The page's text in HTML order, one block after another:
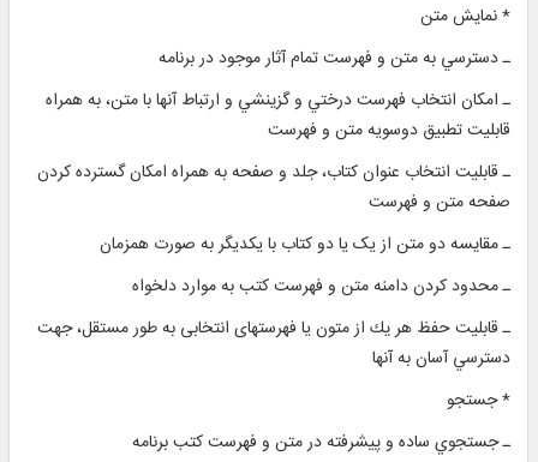
* نمايش متن
ـ دسترسي به متن و فهرست تمام آثار موجود در برنامه
ـ امكان انتخاب فهرست درختي و گزينشي و ارتباط آنها با متن، به همراه
قابليت تطبیق دوسویه متن و فهرست
ـ قابليت انتخاب عنوان كتاب، جلد و صفحه به همراه امكان گسترده كردن
صفحه متن و فهرست
ـ مقايسه دو متن از یک یا دو کتاب با یکدیگر به صورت همزمان
ـ محدود كردن دامنه متن و فهرست کتب به موارد دلخواه
ـ قابليت حفظ هر يك از متون یا فهرستهای انتخابی به طور مستقل، جهت
دسترسي ‌آسان به آنها
* جستجو
ـ جستجوي ساده و پيشرفته در متن و فهرست كتب برنامه